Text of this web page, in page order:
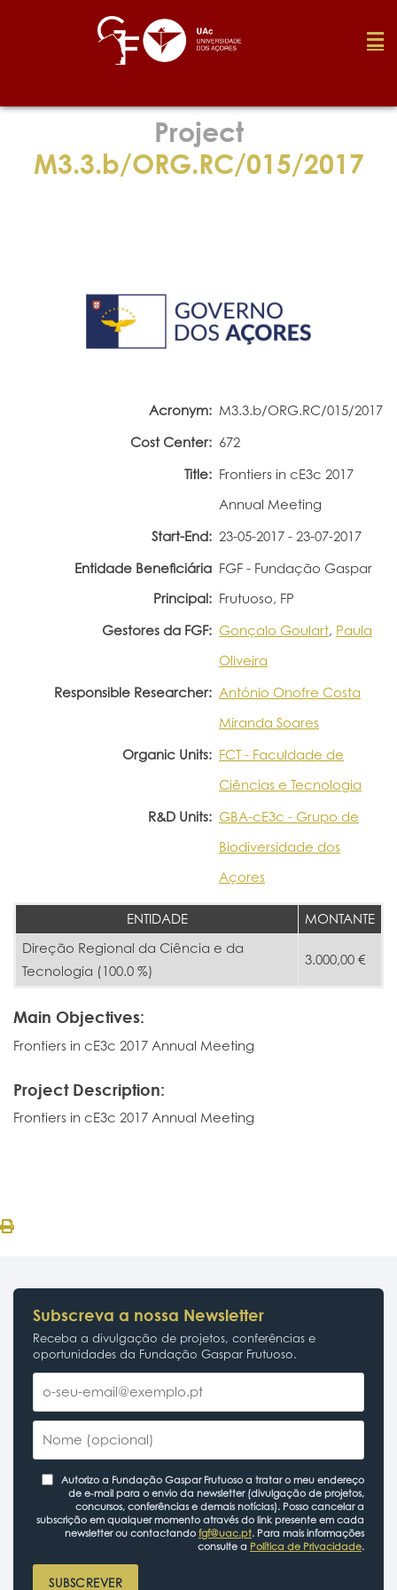
Foundation
Media
Project
M3.3.b/ORG.RC/015/2017
Acronym: M3.3.b/ORG.RC/015/2017
Cost Center: 672
Title: Frontiers in cE3c 2017
Annual Meeting
Start-End: 23-05-2017 - 23-07-2017
Entidade Beneficiária
Principal:
FGF - Fundação Gaspar
Frutuoso, FP
Gestores da FGF: Gonçalo Goulart, Paula
Oliveira
Responsible Researcher: António Onofre Costa
Miranda Soares
Organic Units: FCT - Faculdade de
Ciências e Tecnologia
R&D Units: GBA-cE3c - Grupo de
Biodiversidade dos
Açores
ENTIDADE
MONTANTE
Direção Regional da Ciência e da
Tecnologia (100.0 %)
3.000,00 €
Main Objectives:
Frontiers in cE3c 2017 Annual Meeting
Project Description:
Frontiers in cE3c 2017 Annual Meeting
Subscreva a nossa Newsletter
Receba a divulgação de projetos, conferências e
oportunidades da Fundação Gaspar Frutuoso.
Autorizo a Fundação Gaspar Frutuoso a tratar o meu endereço
de e-mail para o envio da newsletter (divulgação de projetos,
concursos, conferências e demais notícias). Posso cancelar a
subscrição em qualquer momento através do link presente em cada
newsletter ou contactando fgf@uac.pt. Para mais informações
consulte a Política de Privacidade.
SUBSCREVER